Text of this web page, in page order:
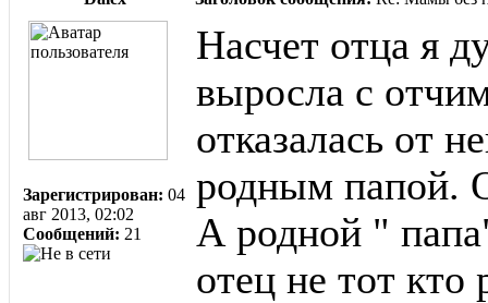
Зарегистрирован: 04
авг 2013, 02:02
Сообщений: 21
Насчет отца я
выросла с
отказалась от
родным папой.
А родной "
отец не тот кто